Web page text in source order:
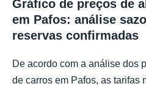
Gráfico de preços de
em Pafos: análise
reservas confirmadas
De acordo com a análise dos
de carros em Pafos, as tarifas